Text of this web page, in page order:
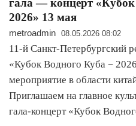
гала — концерт
2026» 13 мая
metroadmin 08.05.2026 08:02
11-й Санкт-Петербургский
«Кубок Водного Куба－
мероприятие в области
Приглашаем на главное
гала-концерт «Кубок